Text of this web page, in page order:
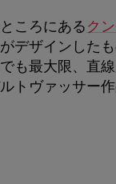
ころにある ク
デザインした
も最大限、直
トヴァッサー